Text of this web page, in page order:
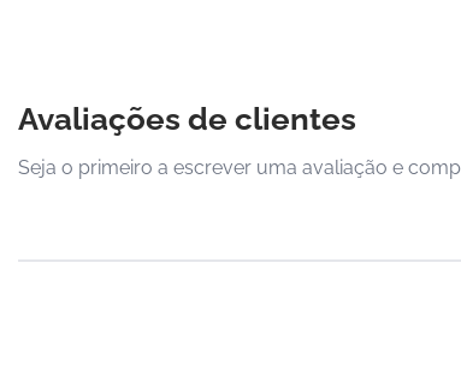
Avaliações de clientes
Seja o primeiro a escrever uma avaliação e